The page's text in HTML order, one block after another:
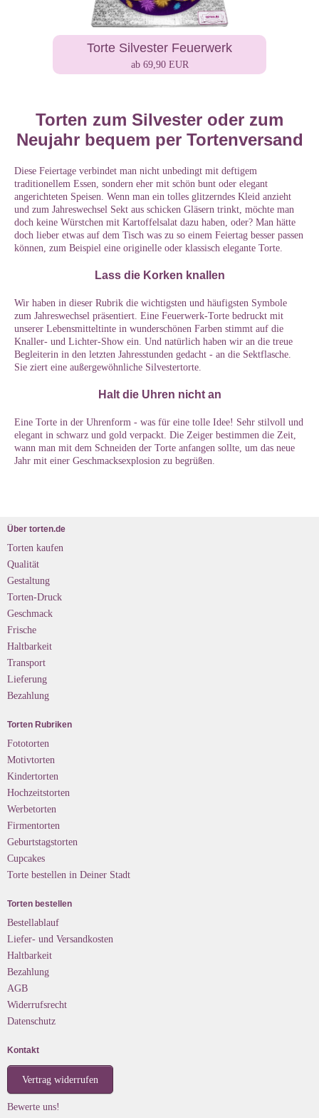
Torte Silvester Feuerwerk
ab 69,90 EUR
Torten zum Silvester oder zum
Neujahr bequem per Tortenversand
Diese Feiertage verbindet man nicht unbedingt mit deftigem
traditionellem Essen, sondern eher mit schön bunt oder elegant
angerichteten Speisen. Wenn man ein tolles glitzerndes Kleid anzieht
und zum Jahreswechsel Sekt aus schicken Gläsern trinkt, möchte man
doch keine Würstchen mit Kartoffelsalat dazu haben, oder? Man hätte
doch lieber etwas auf dem Tisch was zu so einem Feiertag besser passen
können, zum Beispiel eine originelle oder klassisch elegante Torte.
Lass die Korken knallen
Wir haben in dieser Rubrik die wichtigsten und häufigsten Symbole
zum Jahreswechsel präsentiert. Eine Feuerwerk-Torte bedruckt mit
unserer Lebensmitteltinte in wunderschönen Farben stimmt auf die
Knaller- und Lichter-Show ein. Und natürlich haben wir an die treue
Begleiterin in den letzten Jahresstunden gedacht - an die Sektflasche.
Sie ziert eine außergewöhnliche Silvestertorte.
Halt die Uhren nicht an
Eine Torte in der Uhrenform - was für eine tolle Idee! Sehr stilvoll und
elegant in schwarz und gold verpackt. Die Zeiger bestimmen die Zeit,
wann man mit dem Schneiden der Torte anfangen sollte, um das neue
Jahr mit einer Geschmacksexplosion zu begrüßen.
Über torten.de
Torten kaufen
Qualität
Gestaltung
Torten-Druck
Geschmack
Frische
Haltbarkeit
Transport
Lieferung
Bezahlung
Torten Rubriken
Fototorten
Motivtorten
Kindertorten
Hochzeitstorten
Werbetorten
Firmentorten
Geburtstagstorten
Cupcakes
Torte bestellen in Deiner Stadt
Torten bestellen
Bestellablauf
Liefer- und Versandkosten
Haltbarkeit
Bezahlung
AGB
Widerrufsrecht
Datenschutz
Kontakt
Vertrag widerrufen
Bewerte uns!